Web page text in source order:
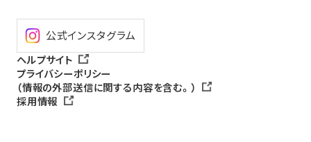
公式インスタグラム
ヘルプサイト
プライバシーポリシー
（情報の外部送信に関する内容を含む。）
採用情報